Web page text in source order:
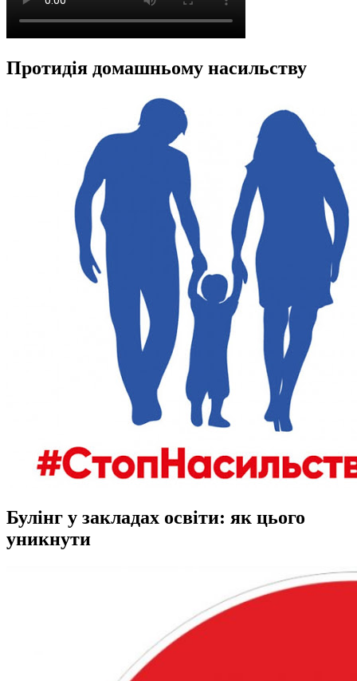
Протидія домашньому насильству
Булінг у закладах освіти: як цього
уникнути